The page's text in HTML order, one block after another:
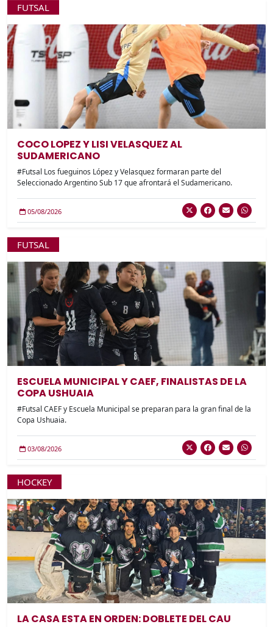
FUTSAL
COCO LOPEZ Y LISI VELASQUEZ AL
SUDAMERICANO
#Futsal Los fueguinos López y Velasquez formaran parte del
Seleccionado Argentino Sub 17 que afrontará el Sudamericano.
05/08/2026
FUTSAL
ESCUELA MUNICIPAL Y CAEF, FINALISTAS DE LA
COPA USHUAIA
#Futsal CAEF y Escuela Municipal se preparan para la gran final de la
Copa Ushuaia.
03/08/2026
HOCKEY
LA CASA ESTA EN ORDEN: DOBLETE DEL CAU